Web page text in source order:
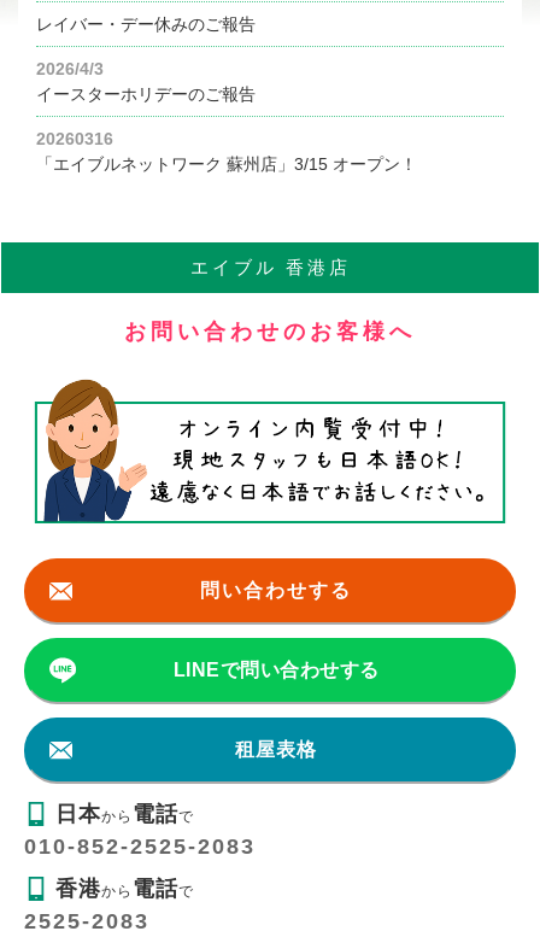
レイバー・デー休みのご報告
2026/4/3
イースターホリデーのご報告
20260316
「エイブルネットワーク 蘇州店」3/15 オープン！
エイブル 香港店
お問い合わせのお客様へ
問い合わせする
LINEで問い合わせする
租屋表格
日本から 電話で
010-852-2525-2083
香港から 電話で
2525-2083